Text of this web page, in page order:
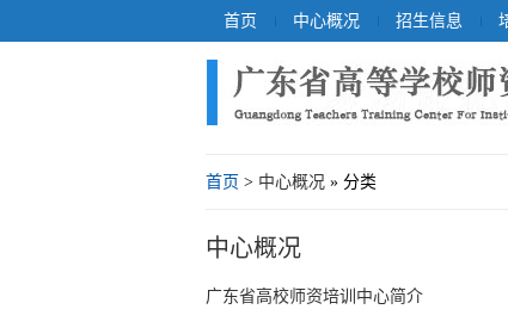
首页 中心概况 招生信息
首页 > 中心概况 » 分类
中心概况
广东省高校师资培训中心简介